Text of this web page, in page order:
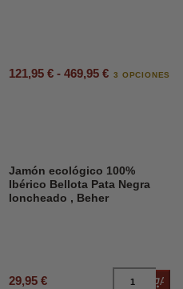
121,95 € - 469,95 € 3 OPCIONES
Jamón ecológico 100%
Ibérico Bellota Pata Negra
loncheado , Beher
29,95 €